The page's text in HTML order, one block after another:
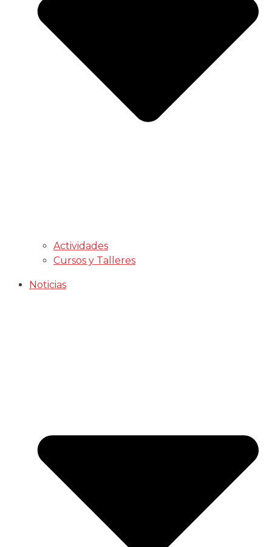
Actividades
Cursos y Talleres
Noticias